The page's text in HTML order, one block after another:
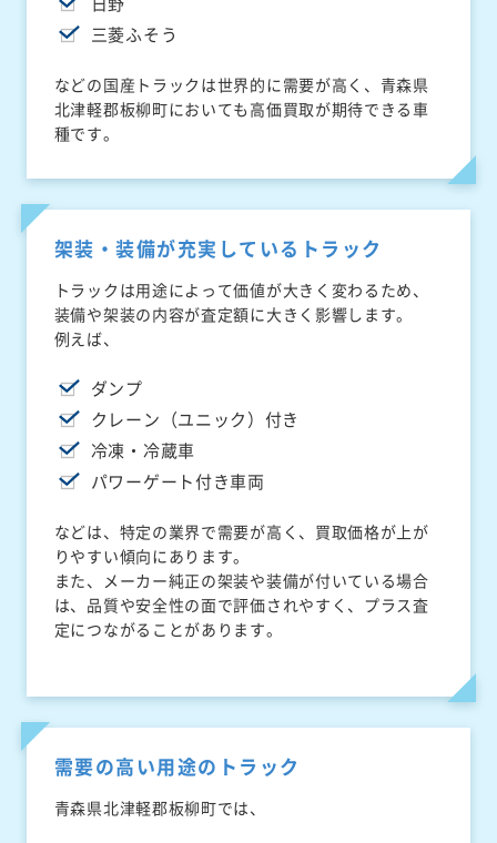
三菱ふそう
などの国産トラックは世界的に需要が高く、青森県
北津軽郡板柳町においても高価買取が期待できる車
種です。
架装・装備が充実しているトラック
トラックは用途によって価値が大きく変わるため、
装備や架装の内容が査定額に大きく影響します。
例えば、
ダンプ
クレーン（ユニック）付き
冷凍・冷蔵車
パワーゲート付き車両
などは、特定の業界で需要が高く、買取価格が上が
りやすい傾向にあります。
また、メーカー純正の架装や装備が付いている場合
は、品質や安全性の面で評価されやすく、プラス査
定につながることがあります。
需要の高い用途のトラック
青森県北津軽郡板柳町では、